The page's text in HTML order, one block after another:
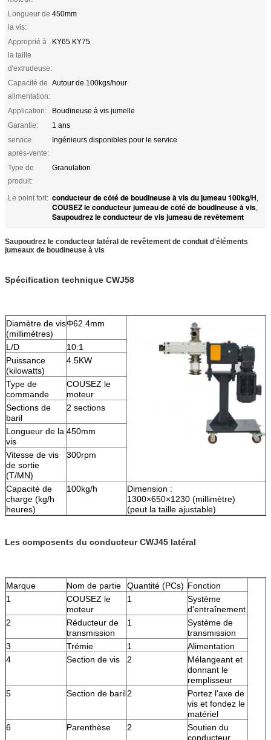
Longueur de
la vis:
450mm
Approprié à
la taille
d'extrudeuse:
KY65 KY75
Capacité de
alimentation:
Autour de 100kgs/hour
Application:
Boudineuse à vis jumelle
Garantie:
1 ans
service
après-vente:
Ingénieurs disponibles pour le service
Type de
produit:
Granulation
Le point fort: conducteur de côté de boudineuse à vis du jumeau 100kg/H,
COUSEZ le conducteur jumeau de côté de boudineuse à vis,
Saupoudrez le conducteur de vis jumeau de revêtement
Saupoudrez le conducteur latéral de revêtement de conduit d'éléments
jumeaux de boudineuse à vis
Spécification technique CWJ58
Diamètre de vis
(millimètres)
Φ62.4mm
L/D
10:1
Puissance
(kilowatts)
4.5KW
Type de
commande
COUSEZ le
moteur
Sections de
baril
2 sections
Longueur de la
vis
450mm
Vitesse de vis
de sortie
(T/MN)
300rpm
Capacité de
charge (kg/h
heures)
100kg/h
Dimension :
1300×650×1230 (millimètre)
(peut la taille ajustable)
Les composents du conducteur CWJ45 latéral
Marque Nom de partie Quantité (PCs) Fonction
1
COUSEZ le
moteur
1
Système
d'entraînement
2
Réducteur de
transmission
1
Système de
transmission
3
Trémie 1
Alimentation
4
Section de vis 2
Mélangeant et
donnant le
remplisseur
5
Section de baril2
Portez l'axe de
vis et fondez le
matériel
6
Parenthèse 2
Soutien du
conducteur